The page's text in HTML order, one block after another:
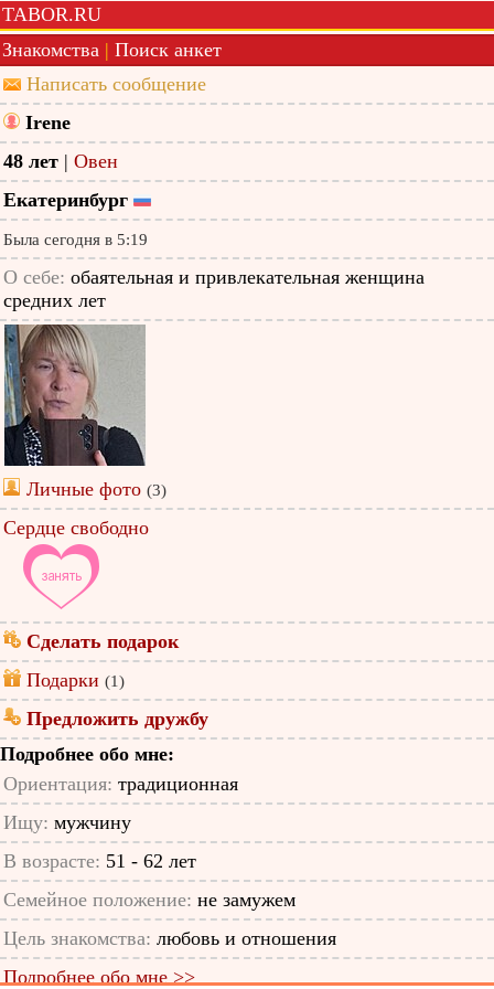
TABOR.RU
Знакомства | Поиск анкет
Написать сообщение
Irene
48 лет | Овен
Екатеринбург
Была сегодня в 5:19
О себе: обаятельная и привлекательная женщина
средних лет
Личные фото (3)
Сердце свободно
Сделать подарок
Подарки (1)
Предложить дружбу
Подробнее обо мне:
Ориентация: традиционная
Ищу: мужчину
В возрасте: 51 - 62 лет
Семейное положение: не замужем
Цель знакомства: любовь и отношения
Подробнее обо мне >>